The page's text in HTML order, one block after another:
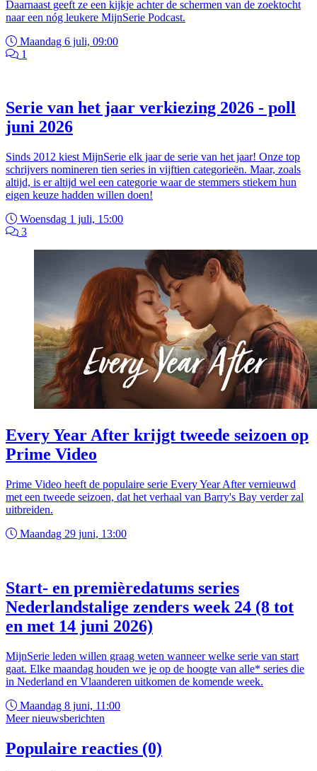
Daarnaast geeft ze een kijkje achter de schermen van de zoektocht
naar een nóg leukere MijnSerie Podcast.
Maandag 6 juli, 09:00
1
Serie van het jaar verkiezing 2026 - poll
juni 2026
Sinds 2012 kiest MijnSerie elk jaar de serie van het jaar! Onze top
schrijvers nomineren tien series in vijftien categorieën. Maar, zoals
altijd, is er altijd wel een categorie waar de stemmers stiekem hun
eigen keuze hadden willen doen!
Woensdag 1 juli, 15:00
3
Every Year After krijgt tweede seizoen op
Prime Video
Prime Video heeft de populaire serie Every Year After vernieuwd
met een tweede seizoen, dat het verhaal van Barry's Bay verder zal
uitbreiden.
Maandag 29 juni, 13:00
Start- en premièredatums series
Nederlandstalige zenders week 24 (8 tot
en met 14 juni 2026)
MijnSerie leden willen graag weten wanneer welke serie van start
gaat. Elke maandag houden we je op de hoogte van alle* series die
in Nederland en Vlaanderen uitkomen de komende week.
Maandag 8 juni, 11:00
Meer nieuwsberichten
Populaire reacties (0)